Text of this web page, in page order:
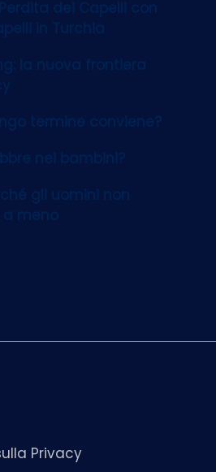
dei Capelli con
in Turchia
la nuova frontiera
termine conviene?
nei bambini?
gli uomini non
a meno
Privacy